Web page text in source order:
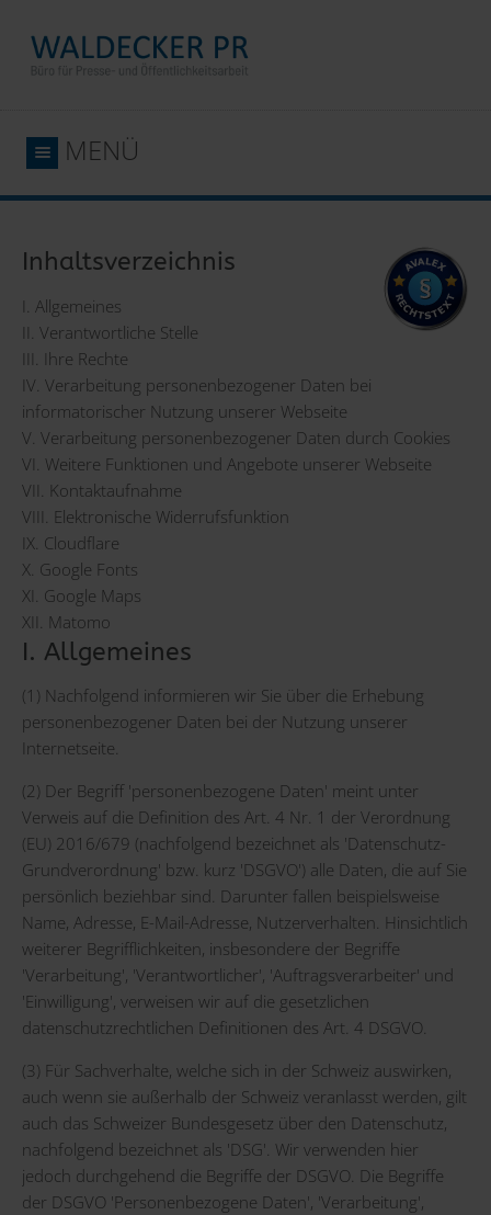
MENÜ
Inhaltsverzeichnis
I. Allgemeines
II. Verantwortliche Stelle
III. Ihre Rechte
IV. Verarbeitung personenbezogener Daten bei
informatorischer Nutzung unserer Webseite
V. Verarbeitung personenbezogener Daten durch Cookies
VI. Weitere Funktionen und Angebote unserer Webseite
VII. Kontaktaufnahme
VIII. Elektronische Widerrufsfunktion
IX. Cloudflare
X. Google Fonts
XI. Google Maps
XII. Matomo
I. Allgemeines
(1) Nachfolgend informieren wir Sie über die Erhebung
personenbezogener Daten bei der Nutzung unserer
Internetseite.
(2) Der Begriff 'personenbezogene Daten' meint unter
Verweis auf die Definition des Art. 4 Nr. 1 der Verordnung
(EU) 2016/679 (nachfolgend bezeichnet als 'Datenschutz-
Grundverordnung' bzw. kurz 'DSGVO') alle Daten, die auf Sie
persönlich beziehbar sind. Darunter fallen beispielsweise
Name, Adresse, E-Mail-Adresse, Nutzerverhalten. Hinsichtlich
weiterer Begrifflichkeiten, insbesondere der Begriffe
'Verarbeitung', 'Verantwortlicher', 'Auftragsverarbeiter' und
'Einwilligung', verweisen wir auf die gesetzlichen
datenschutzrechtlichen Definitionen des Art. 4 DSGVO.
(3) Für Sachverhalte, welche sich in der Schweiz auswirken,
auch wenn sie außerhalb der Schweiz veranlasst werden, gilt
auch das Schweizer Bundesgesetz über den Datenschutz,
nachfolgend bezeichnet als 'DSG'. Wir verwenden hier
jedoch durchgehend die Begriffe der DSGVO. Die Begriffe
der DSGVO 'Personenbezogene Daten', 'Verarbeitung',